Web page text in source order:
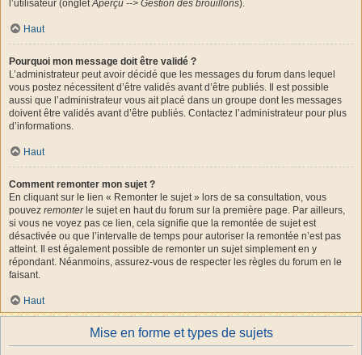
l’utilisateur (ongletAperçu --> Gestion des brouillons).
Haut
Pourquoi mon message doit être validé ?
L’administrateur peut avoir décidé que les messages du forum dans lequel
vous postez nécessitent d’être validés avant d’être publiés. Il est possible
aussi que l’administrateur vous ait placé dans un groupe dont les messages
doivent être validés avant d’être publiés. Contactez l’administrateur pour plus
d’informations.
Haut
Comment remonter mon sujet ?
En cliquant sur le lien « Remonter le sujet » lors de sa consultation, vous
pouvez remonterle sujet en haut du forum sur la première page. Par ailleurs,
si vous ne voyez pas ce lien, cela signifie que la remontée de sujet est
désactivée ou que l’intervalle de temps pour autoriser la remontée n’est pas
atteint. Il est également possible de remonter un sujet simplement en y
répondant. Néanmoins, assurez-vous de respecter les règles du forum en le
faisant.
Haut
Mise en forme et types de sujets